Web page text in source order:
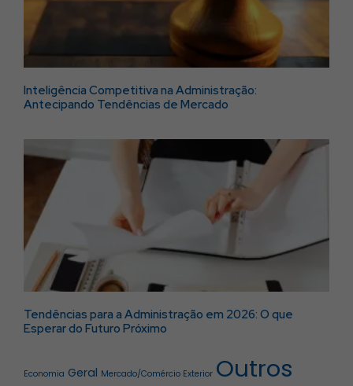
Inteligência Competitiva na Administração:
Antecipando Tendências de Mercado
Tendências para a Administração em 2026: O que
Esperar do Futuro Próximo
Economia Geral Mercado/Comércio Exterior Outros